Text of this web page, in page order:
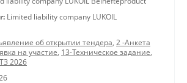
Limited liability company LUKOIL
об открытии тендера, 2 -Анкета
на участие, 13-Техническое задание,
2026